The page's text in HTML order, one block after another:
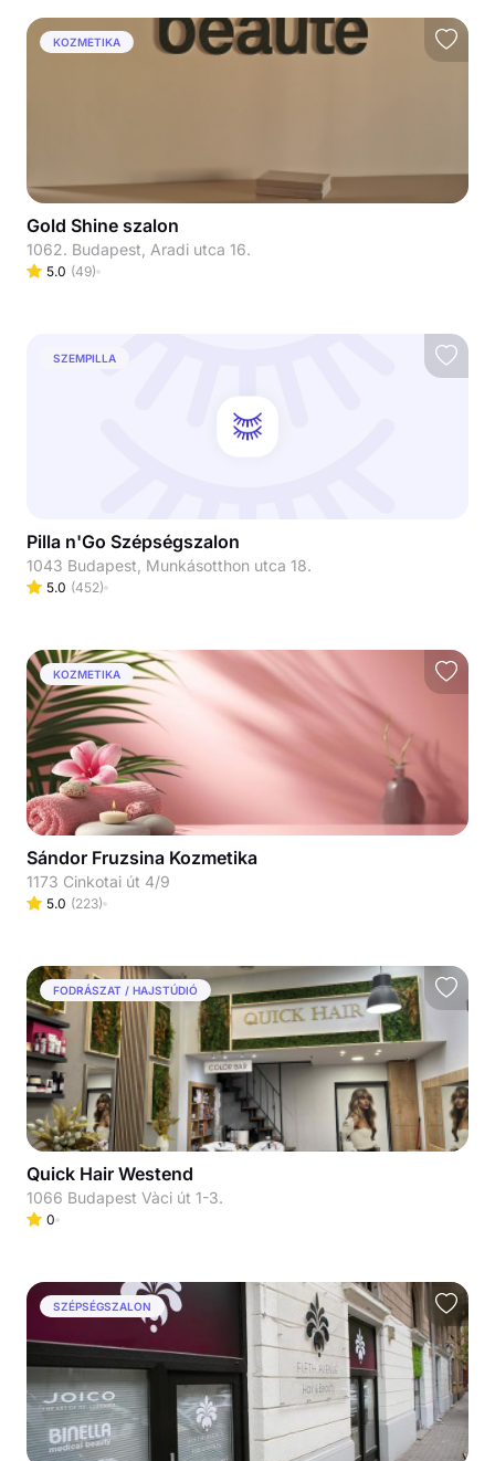
KOZMETIKA
Gold Shine szalon
1062. Budapest, Aradi utca 16.
5.0 (49)
SZEMPILLA
Pilla n'Go Szépségszalon
1043 Budapest, Munkásotthon utca 18.
5.0 (452)
KOZMETIKA
Sándor Fruzsina Kozmetika
1173 Cinkotai út 4/9
5.0 (223)
FODRÁSZAT / HAJSTÚDIÓ
Quick Hair Westend
1066 Budapest Vàci út 1-3.
0
SZÉPSÉGSZALON